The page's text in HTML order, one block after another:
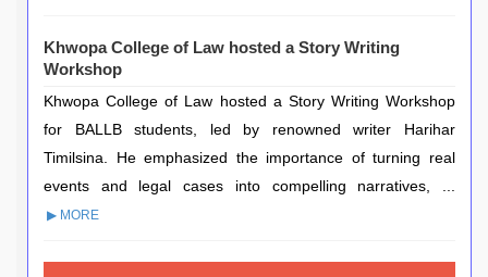
Khwopa College of Law hosted a Story Writing
Workshop
Khwopa College of Law hosted a Story Writing Workshop
for BALLB students, led by renowned writer Harihar
Timilsina. He emphasized the importance of turning real
events and legal cases into compelling narratives, ...
▶ MORE